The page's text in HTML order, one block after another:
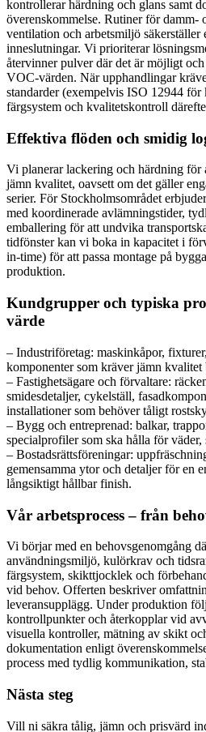
kontrollerar härdning och glans samt
överenskommelse. Rutiner för damm-
ventilation och arbetsmiljö säkerställer
inneslutningar. Vi prioriterar
återvinner pulver där det är möjligt
VOC-värden. När upphandlingar
standarder (exempelvis ISO 12944 för
färgsystem och kvalitetskontroll
Effektiva flöden och smidig
Vi planerar lackering och härdning för
jämn kvalitet, oavsett om det gäller
serier. För Stockholmsområdet
med koordinerade avlämningstider,
emballering för att undvika
tidfönster kan vi boka in kapacitet i
in-time) för att passa montage på
produktion.
Kundgrupper och typiska
värde
– Industriföretag: maskinkåpor,
komponenter som kräver jämn kvalitet
– Fastighetsägare och förvaltare:
smidesdetaljer, cykelställ,
installationer som behöver tåligt
– Bygg och entreprenad: balkar,
specialprofiler som ska hålla för väder,
– Bostadsrättsföreningar:
gemensamma ytor och detaljer för en
långsiktigt hållbar finish.
Vår arbetsprocess – från
Vi börjar med en behovsgenomgång
användningsmiljö, kulörkrav och
färgsystem, skikttjocklek och
vid behov. Offerten beskriver
leveransupplägg. Under produktion
kontrollpunkter och återkopplar vid
visuella kontroller, mätning av skikt
dokumentation enligt
process med tydlig kommunikation,
Nästa steg
Vill ni säkra tålig, jämn och prisvärd